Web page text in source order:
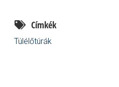
Címkék
Túlélőtúrák